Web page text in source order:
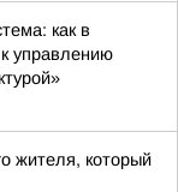
как в
управлению
жителя, который